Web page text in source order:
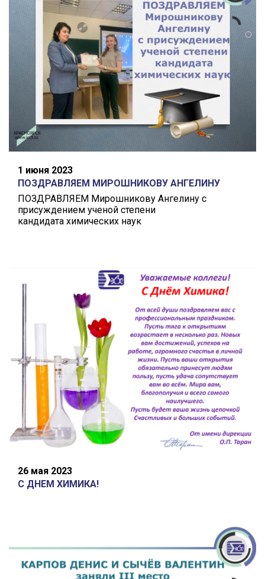
1 июня 2023
ПОЗДРАВЛЯЕМ МИРОШНИКОВУ АНГЕЛИНУ
ПОЗДРАВЛЯЕМ Мирошникову Ангелину с
присуждением ученой степени
кандидата химических наук
26 мая 2023
С ДНЕМ ХИМИКА!